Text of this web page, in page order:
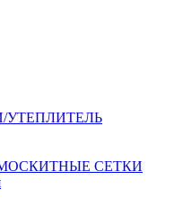
УТЕПЛИТЕЛЬ
СЕТКИ